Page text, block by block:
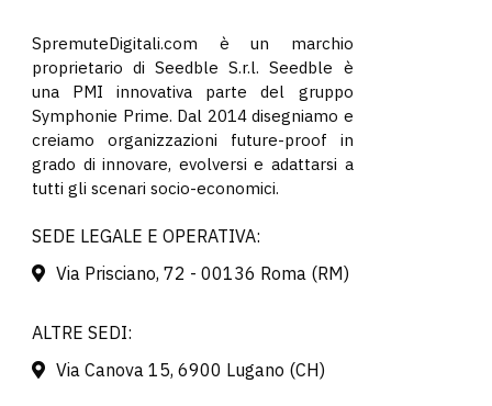
SpremuteDigitali.com è un marchio
proprietario di Seedble S.r.l. Seedble è
una PMI innovativa parte del gruppo
Symphonie Prime. Dal 2014 disegniamo e
creiamo organizzazioni future-proof in
grado di innovare, evolversi e adattarsi a
tutti gli scenari socio-economici.
SEDE LEGALE E OPERATIVA:
Via Prisciano, 72 - 00136 Roma (RM)
ALTRE SEDI:
Via Canova 15, 6900 Lugano (CH)